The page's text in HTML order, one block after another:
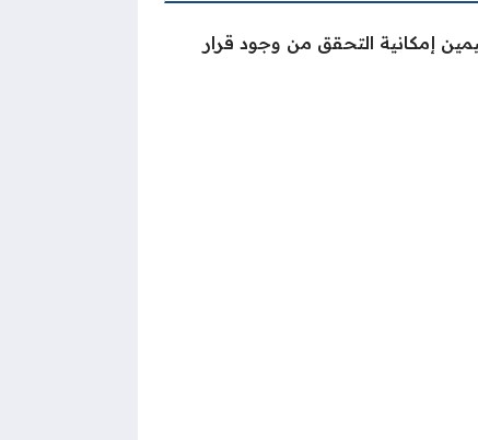
إمكانية التحقق من وجود قرار